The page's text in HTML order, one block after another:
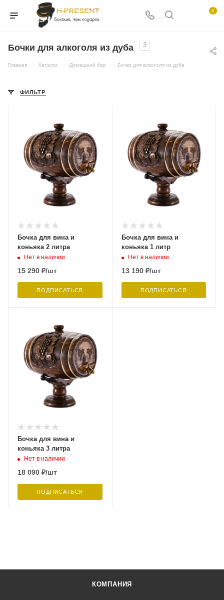
0
Бочки для алкоголя из дуба 3
Главная — Каталог — Домашний бар — Бочки для алкоголя из дуба
ФИЛЬТР
Бочка для вина и
коньяка 2 литра
Нет в наличии
15 290 ₽/шт
ПОДПИСАТЬСЯ
Бочка для вина и
коньяка 1 литр
Нет в наличии
13 190₽/шт
ПОДПИСАТЬСЯ
Бочка для вина и
коньяка 3 литра
Нет в наличии
18 090 ₽/шт
ПОДПИСАТЬСЯ
КОМПАНИЯ